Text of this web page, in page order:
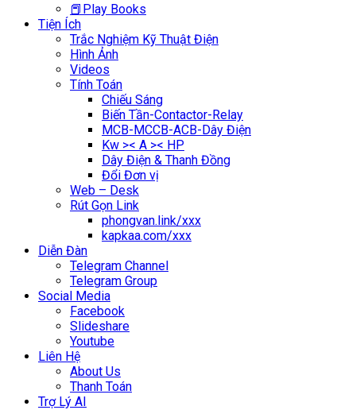
📕Play Books
Tiện Ích
Trắc Nghiệm Kỹ Thuật Điện
Hình Ảnh
Videos
Tính Toán
Chiếu Sáng
Biến Tần-Contactor-Relay
MCB-MCCB-ACB-Dây Điện
Kw >< A >< HP
Dây Điện & Thanh Đồng
Đổi Đơn vị
Web – Desk
Rút Gọn Link
phongvan.link/xxx
kapkaa.com/xxx
Diễn Đàn
Telegram Channel
Telegram Group
Social Media
Facebook
Slideshare
Youtube
Liên Hệ
About Us
Thanh Toán
Trợ Lý AI